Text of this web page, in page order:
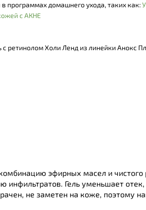
в программах домашнего ухода, таких как:
с АКНЕ
с ретинолом Холи Ленд из линейки Анокс
эфирных масел и чистого
Гель уменьшает отек,
не заметен на коже, поэтому